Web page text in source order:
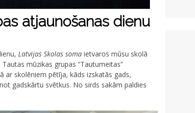
atjaunošanas dienu
Latvijas Skolas soma ietvaros mūsu skolā
mūzikas grupas “Tautumeitas”
ar skolēniem pētīja, kāds izskatās gads,
gadskārtu svētkus. No sirds sakām paldies